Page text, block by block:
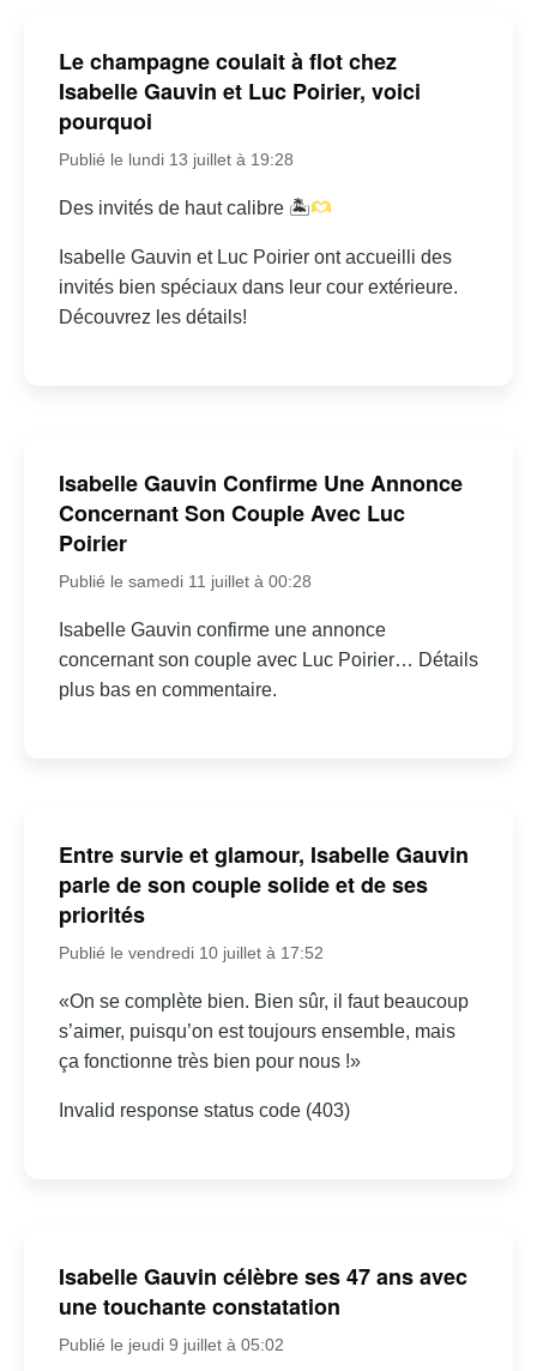
Le champagne coulait à flot chez
Isabelle Gauvin et Luc Poirier, voici
pourquoi
Publié le lundi 13 juillet à 19:28
Des invités de haut calibre 🏝
Isabelle Gauvin et Luc Poirier ont accueilli des
invités bien spéciaux dans leur cour extérieure.
Découvrez les détails!
Isabelle Gauvin Confirme Une Annonce
Concernant Son Couple Avec Luc
Poirier
Publié le samedi 11 juillet à 00:28
Isabelle Gauvin confirme une annonce
concernant son couple avec Luc Poirier… Détails
plus bas en commentaire.
Entre survie et glamour, Isabelle Gauvin
parle de son couple solide et de ses
priorités
Publié le vendredi 10 juillet à 17:52
«On se complète bien. Bien sûr, il faut beaucoup
s’aimer, puisqu’on est toujours ensemble, mais
ça fonctionne très bien pour nous !»
Invalid response status code (403)
Isabelle Gauvin célèbre ses 47 ans avec
une touchante constatation
Publié le jeudi 9 juillet à 05:02